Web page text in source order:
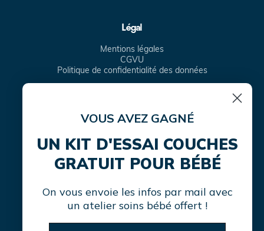
Légal
Mentions légales
CGVU
Politique de confidentialité des données
FacebookInstagramTikTok
Translation
VOUS AVEZ GAGNÉ
UN KIT D'ESSAI COUCHES
GRATUIT POUR BÉBÉ
On vous envoie les infos par mail avec
un atelier soins bébé offert !